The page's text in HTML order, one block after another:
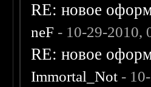
RE: новое
neF - 10-29-2010,
RE: новое
Immortal_Not -